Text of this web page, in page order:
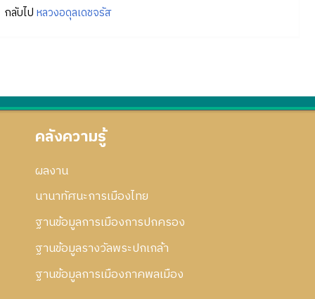
กลับไป หลวงอดุลเดชจรัส
คลังความรู้
ผลงาน
นานาทัศนะการเมืองไทย
ฐานข้อมูลการเมืองการปกครอง
ฐานข้อมูลรางวัลพระปกเกล้า
ฐานข้อมูลการเมืองภาคพลเมือง